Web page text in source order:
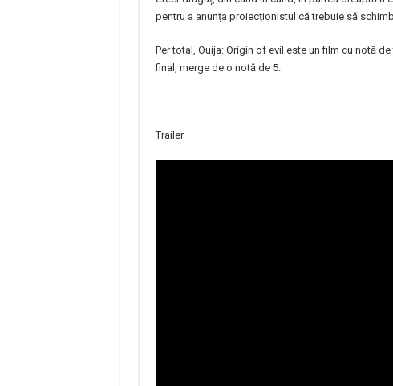
pentru a anunța proiecționistul că trebuie să
Per total, Ouija: Origin of evil este un film cu notă
final, merge de o notă de 5.
Trailer